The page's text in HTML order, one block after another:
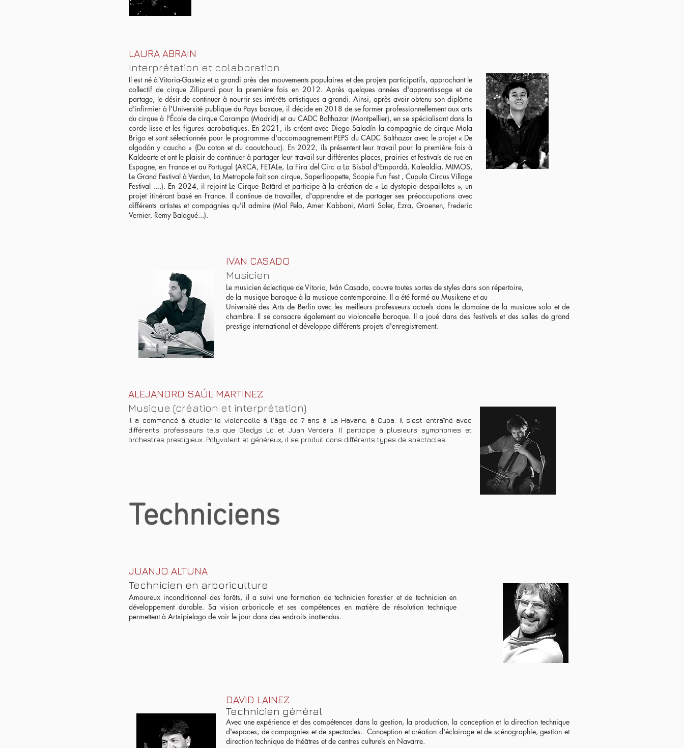
LAURA ABRAIN
Interprétation et colaboration
Il est né à Vitoria-Gasteiz et a grandi près des mouvements populaires et des projets participatifs, approchant le
collectif de cirque Zilipurdi pour la première fois en 2012. Après quelques années d'apprentissage et de
partage, le désir de continuer à nourrir ses intérêts artistiques a grandi. Ainsi, après avoir obtenu son diplôme
d'infirmier à l'Université publique du Pays basque, il décide en 2018 de se former professionnellement aux arts
du cirque à l'École de cirque Carampa (Madrid) et au CADC Balthazar (Montpellier), en se spécialisant dans la
corde lisse et les figures acrobatiques. En 2021, ils créent avec Diego Saladín la compagnie de cirque Mala
Brigo et sont sélectionnés pour le programme d'accompagnement PEPS du CADC Balthazar avec le projet « De
algodón y caucho » (Du coton et du caoutchouc). En 2022, ils présentent leur travail pour la première fois à
Kaldearte et ont le plaisir de continuer à partager leur travail sur différentes places, prairies et festivals de rue en
Espagne, en France et au Portugal (ARCA, FETALe, La Fira del Circ a La Bisbal d'Empordá, Kalealdia, MIMOS,
Le Grand Festival à Verdun, La Metropole fait son cirque, Saperlipopette, Scopie Fun Fest , Cupula Circus Village
Festival ....). En 2024, il rejoint Le Cirque Batârd et participe à la création de « La dystopie despailletes », un
projet itinérant basé en France. Il continue de travailler, d'apprendre et de partager ses préoccupations avec
différents artistes et compagnies qu'il admire (Mal Pelo, Amer Kabbani, Marti Soler, Ezra, Groenen, Frederic
Vernier, Remy Balagué...).
IVAN CASADO
Musicien
Le musicien éclectique de Vitoria, Iván Casado, couvre toutes sortes de styles dans son répertoire,
de la musique baroque à la musique contemporaine. Il a été formé au Musikene et au
Université des Arts de Berlin avec les meilleurs professeurs actuels dans le domaine de la musique solo et de
chambre. Il se consacre également au violoncelle baroque. Il a joué dans des festivals et des salles de grand
prestige international et développe différents projets d'enregistrement.
ALEJANDRO SAÚL MARTINEZ
Musique (création et interprétation)
Il a commencé à étudier le violoncelle à l'âge de 7ans à La Havane, à Cuba. Il s'est entraîné avec
différents professeurs tels que Gladys Lo et Juan Verdera. Il participe à plusieurs symphonies et
orchestres prestigieux. Polyvalent et généreux, il se produit dans différents types de spectacles.
Techniciens
JUANJO ALTUNA
Technicien en arboriculture
Amoureux inconditionnel des forêts, il a suivi une formation de technicien forestier et de technicien en
développement durable. Sa vision arboricole et ses compétences en matière de résolution technique
permettent à Artxipielago de voir le jour dans des endroits inattendus.
DAVID LAINEZ
Technicien général
Avec une expérience et des compétences dans la gestion, la production, la conception et la direction technique
d'espaces, de compagnies et de spectacles. Conception et création d'éclairage et de scénographie, gestion et
direction technique de théâtres et de centres culturels en Navarre.